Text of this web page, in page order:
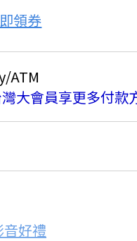
領券
ATM
大會員享更多付款
購物車顯示為主
好禮